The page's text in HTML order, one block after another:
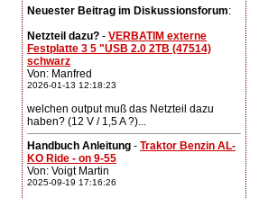
Neuester Beitrag im Diskussionsforum:
Netzteil dazu? - VERBATIM externe
Festplatte 3 5 "USB 2.0 2TB (47514)
schwarz
Von: Manfred
2026-01-13 12:18:23
welchen output muß das Netzteil dazu
haben? (12 V / 1,5 A ?)...
Handbuch Anleitung - Traktor Benzin AL-
KO Ride - on 9-55
Von: Voigt Martin
2025-09-19 17:16:26